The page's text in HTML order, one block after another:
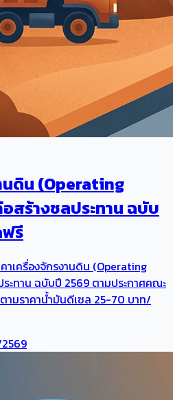
นดิน (Operating
สร้างชลประทาน ฉบับ
รี
คาเครื่องจักรงานดิน (Operating
ะทาน ฉบับปี 2569 ตามประกาศคณะ
ามราคาน้ำมันดีเซล 25-70 บาท/